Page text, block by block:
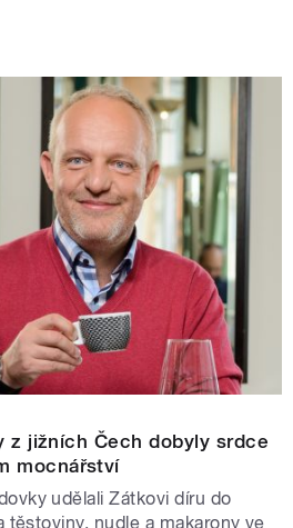
z jižních Čech dobyly srdce
mocnářství
udělali Zátkovi díru do
těstoviny, nudle a makarony ve